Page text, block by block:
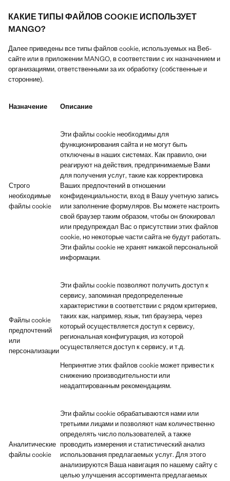
КАКИЕ ТИПЫ ФАЙЛОВ COOKIE ИСПОЛЬЗУЕТ
MANGO?
Далее приведены все типы файлов cookie, используемых на Веб-
сайте или в приложении MANGO, в соответствии с их назначением и
организациями, ответственными за их обработку (собственные и
сторонние).
Назначение Описание
Строго
необходимые
файлы cookie
Эти файлы cookie необходимы для
функционирования сайта и не могут быть
отключены в наших системах. Как правило, они
реагируют на действия, предпринимаемые Вами
для получения услуг, такие как корректировка
Ваших предпочтений в отношении
конфиденциальности, вход в Вашу учетную запись
или заполнение формуляров. Вы можете настроить
свой браузер таким образом, чтобы он блокировал
или предупреждал Вас о присутствии этих файлов
cookie, но некоторые части сайта не будут работать.
Эти файлы cookie не хранят никакой персональной
информации.
Файлы cookie
предпочтений
или
персонализации
Эти файлы cookie позволяют получить доступ к
сервису, запоминая предопределенные
характеристики в соответствии с рядом критериев,
таких как, например, язык, тип браузера, через
который осуществляется доступ к сервису,
региональная конфигурация, из которой
осуществляется доступ к сервису, и т.д.
Непринятие этих файлов cookie может привести к
снижению производительности или
неадаптированным рекомендациям.
Аналитические
файлы cookie
Эти файлы cookie обрабатываются нами или
третьими лицами и позволяют нам количественно
определять число пользователей, а также
проводить измерения и статистический анализ
использования предлагаемых услуг. Для этого
анализируются Ваша навигация по нашему сайту с
целью улучшения ассортимента предлагаемых